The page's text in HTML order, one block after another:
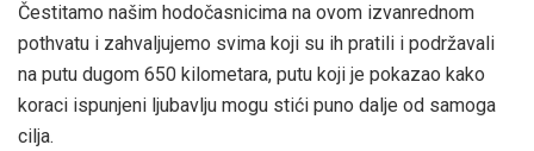
Čestitamo našim hodočasnicima na ovom izvanrednom
pothvatu i zahvaljujemo svima koji su ih pratili i podržavali
na putu dugom 650 kilometara, putu koji je pokazao kako
koraci ispunjeni ljubavlju mogu stići puno dalje od samoga
cilja.